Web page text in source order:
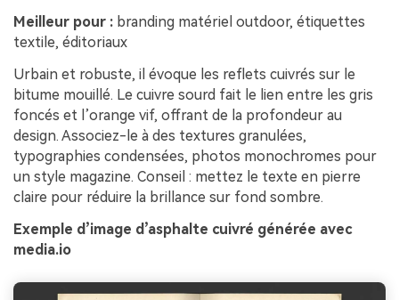
Meilleur pour : branding matériel outdoor, étiquettes
textile, éditoriaux
Urbain et robuste, il évoque les reflets cuivrés sur le
bitume mouillé. Le cuivre sourd fait le lien entre les gris
foncés et l’orange vif, offrant de la profondeur au
design. Associez-le à des textures granulées,
typographies condensées, photos monochromes pour
un style magazine. Conseil : mettez le texte en pierre
claire pour réduire la brillance sur fond sombre.
Exemple d’image d’asphalte cuivré générée avec
media.io